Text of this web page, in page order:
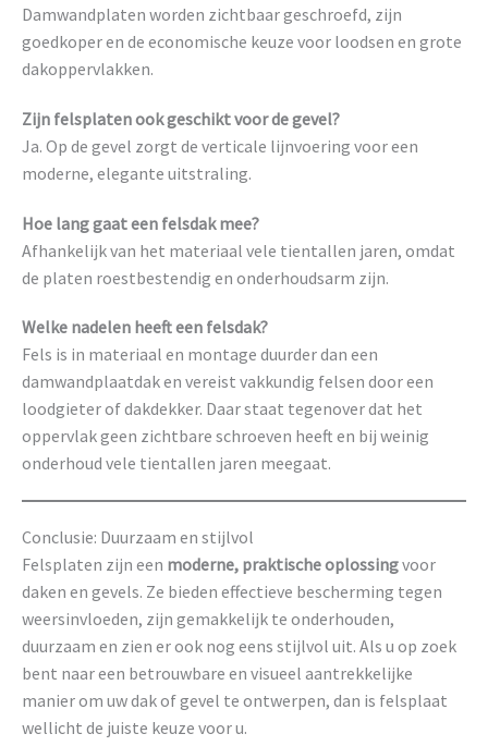
Damwandplaten worden zichtbaar geschroefd, zijn
goedkoper en de economische keuze voor loodsen en grote
dakoppervlakken.
Zijn felsplaten ook geschikt voor de gevel?
Ja. Op de gevel zorgt de verticale lijnvoering voor een
moderne, elegante uitstraling.
Hoe lang gaat een felsdak mee?
Afhankelijk van het materiaal vele tientallen jaren, omdat
de platen roestbestendig en onderhoudsarm zijn.
Welke nadelen heeft een felsdak?
Fels is in materiaal en montage duurder dan een
damwandplaatdak en vereist vakkundig felsen door een
loodgieter of dakdekker. Daar staat tegenover dat het
oppervlak geen zichtbare schroeven heeft en bij weinig
onderhoud vele tientallen jaren meegaat.
Conclusie: Duurzaam en stijlvol
Felsplaten zijn een moderne, praktische oplossingvoor
daken en gevels. Ze bieden effectieve bescherming tegen
weersinvloeden, zijn gemakkelijk te onderhouden,
duurzaam en zien er ook nog eens stijlvol uit. Als u op zoek
bent naar een betrouwbare en visueel aantrekkelijke
manier om uw dak of gevel te ontwerpen, dan is felsplaat
wellicht de juiste keuze voor u.